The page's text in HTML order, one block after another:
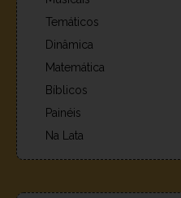
Temáticos
Dinâmica
Matemática
Bíblicos
Painéis
Na Lata